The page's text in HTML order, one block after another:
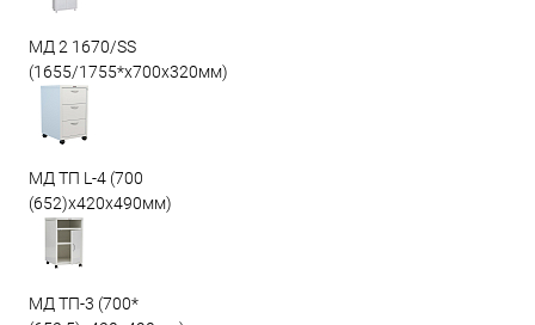
МД 2 1670/SS
(1655/1755*x700x320мм)
МД ТП L-4 (700
(652)x420x490мм)
МД ТП-3 (700*